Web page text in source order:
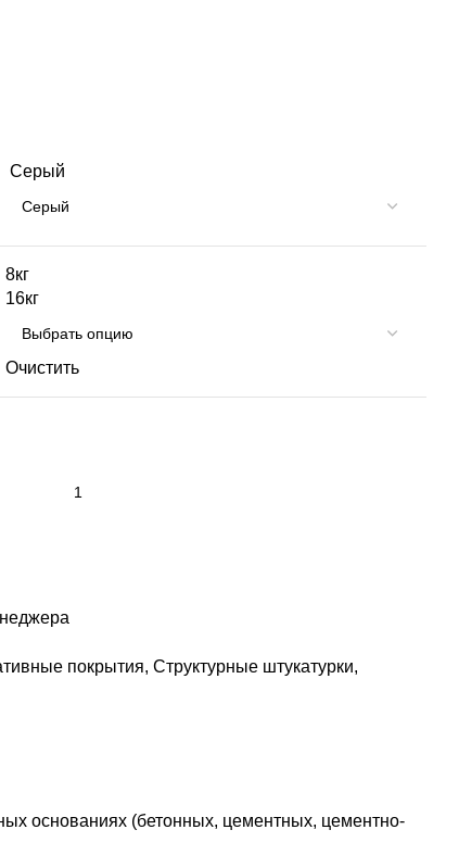
Серый
8кг
16кг
Очистить
покрытия, Структурные штукатурки,
основаниях (бетонных, цементных, цементно-